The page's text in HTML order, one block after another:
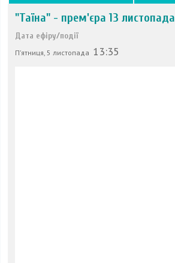
"Таїна" - прем'єра 13 листопада
Дата ефіру/події
П’ятниця, 5 листопада 13:35